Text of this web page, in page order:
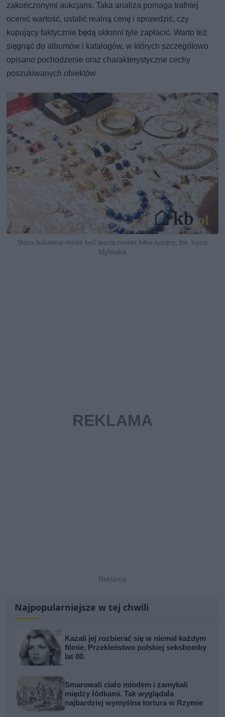
zakończonymi aukcjami. Taka analiza pomaga trafniej
ocenić wartość, ustalić realną cenę i sprawdzić, czy
kupujący faktycznie będą skłonni tyle zapłacić. Warto też
sięgnąć do albumów i katalogów, w których szczegółowo
opisano pochodzenie oraz charakterystyczne cechy
poszukiwanych obiektów
Stara biżuteria może być warta nawet kilka tysięcy, fot. Iryna
Mylinska
Najpopularniejsze w tej chwili
Kazali jej rozbierać się w niemal każdym
filmie. Przekleństwo polskiej seksbomby
lat 80.
Smarowali ciało miodem i zamykali
między łódkami. Tak wyglądała
najbardziej wymyślna tortura w Rzymie